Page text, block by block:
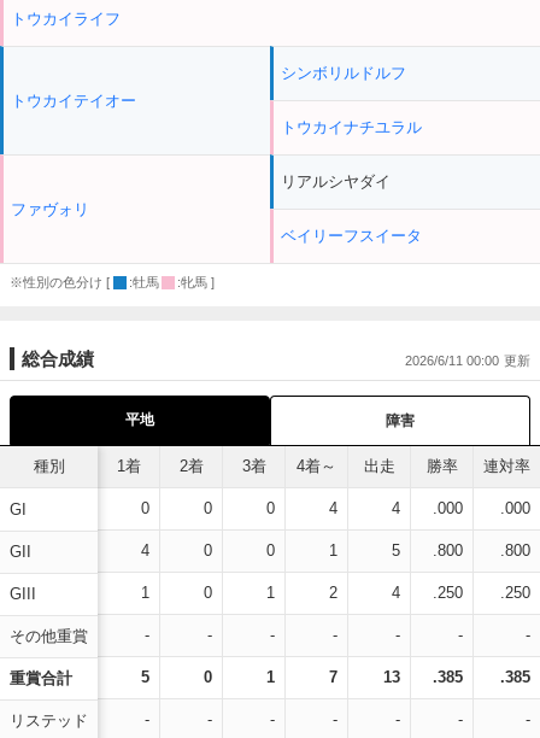
トウカイライフ
トウカイテイオー
ファヴォリ
シンボリルドルフ
トウカイナチユラル
リアルシヤダイ
ベイリーフスイータ
※性別の色分け [ :牡馬 :牝馬 ]
総合成績 2026/6/11 00:00
平地 障害
種別
GI
GII
GIII
その他重賞
重賞合計
リステッド
1着 2着 3着 4着～ 出走 勝率 連対率
0 0 0 4 4 .000 .000
4 0 0 1 5 .800 .800
1 0 1 2 4 .250 .250
- - - - - - -
5 0 1 7 13 .385 .385
- - - - - - -